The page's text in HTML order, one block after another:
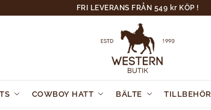
FRI LEVERANS FRÅN 549 kr KÖP !
COWBOY HATT BÄLTE TILLBEHÖR